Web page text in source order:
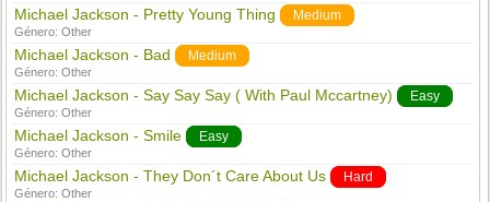
Michael Jackson - Pretty Young Thing Medium
Género:Other
Michael Jackson - Bad Medium
Género:Other
Michael Jackson - Say Say Say ( With Paul Mccartney) Easy
Género:Other
Michael Jackson - Smile Easy
Género:Other
Michael Jackson - They Don´t Care About Us Hard
Género:Other